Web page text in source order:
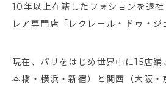
10年以上在籍したフォションを退
レア専門店「レクレール・ドゥ・ジ
現在、パリをはじめ世界中に15店舗
本橋・横浜・新宿）と関西（大阪・